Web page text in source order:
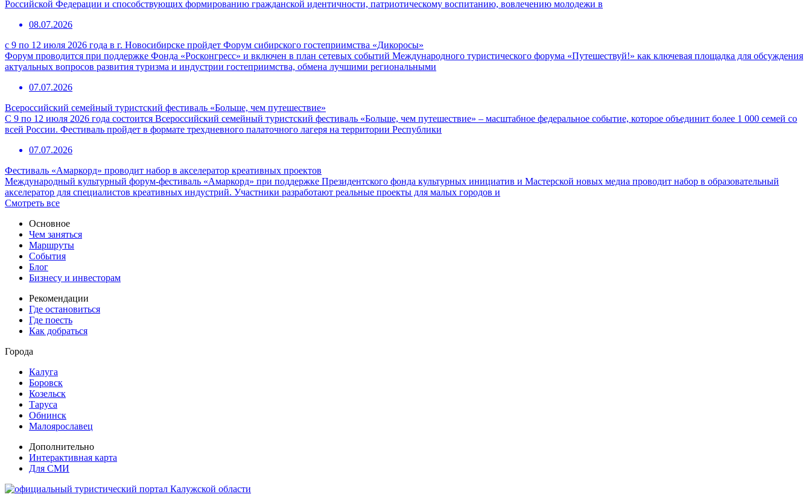
Российской Федерации и способствующих формированию гражданской идентичности, патриотическому воспитанию, вовлечению молодежи в
08.07.2026
с 9 по 12 июля 2026 года в г. Новосибирске пройдет Форум сибирского гостеприимства «Дикоросы»
Форум проводится при поддержке Фонда «Росконгресс» и включен в план сетевых событий Международного туристического форума «Путешествуй!» как ключевая площадка для обсуждения
актуальных вопросов развития туризма и индустрии гостеприимства, обмена лучшими региональными
07.07.2026
Всероссийский семейный туристский фестиваль «Больше, чем путешествие»
С 9 по 12 июля 2026 года состоится Всероссийский семейный туристский фестиваль «Больше, чем путешествие» – масштабное федеральное событие, которое объединит более 1 000 семей со
всей России. Фестиваль пройдет в формате трехдневного палаточного лагеря на территории Республики
07.07.2026
Фестиваль «Амаркорд» проводит набор в акселератор креативных проектов
Международный культурный форум-фестиваль «Амаркорд» при поддержке Президентского фонда культурных инициатив и Мастерской новых медиа проводит набор в образовательный
акселератор для специалистов креативных индустрий. Участники разработают реальные проекты для малых городов и
Смотреть все
Основное
Чем заняться
Маршруты
События
Блог
Бизнесу и инвесторам
Рекомендации
Где остановиться
Где поесть
Как добраться
Города
Калуга
Боровск
Козельск
Таруса
Обнинск
Малоярославец
Дополнительно
Интерактивная карта
Для СМИ